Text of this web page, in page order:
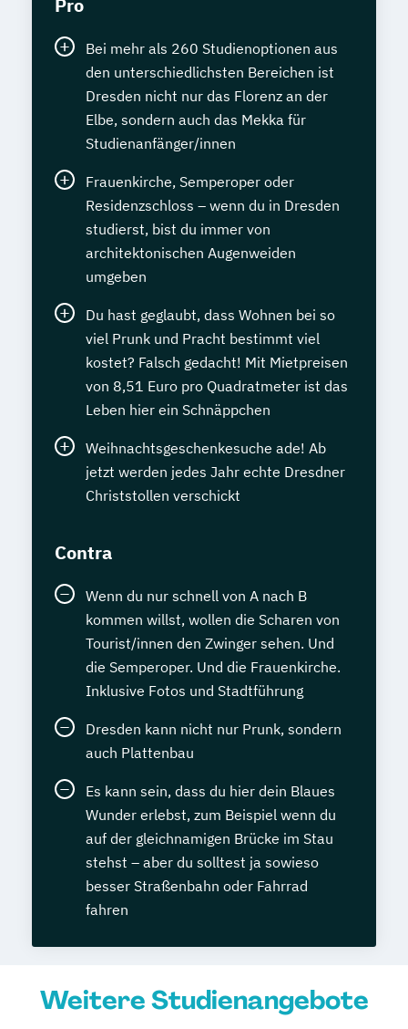
Wirtschaftspsychologie (DE/EN)
Wirtschaftsrecht
Bei mehr als 260 Studienoptionen aus
den unterschiedlichsten Bereichen ist
Dresden nicht nur das Florenz an der
Elbe, sondern auch das Mekka für
Studienanfänger/innen
Frauenkirche, Semperoper oder
Residenzschloss – wenn du in Dresden
studierst, bist du immer von
architektonischen Augenweiden
umgeben
Du hast geglaubt, dass Wohnen bei so
viel Prunk und Pracht bestimmt viel
kostet? Falsch gedacht! Mit Mietpreisen
von 8,51 Euro pro Quadratmeter ist das
Leben hier ein Schnäppchen
Weihnachtsgeschenkesuche ade! Ab
jetzt werden jedes Jahr echte Dresdner
Christstollen verschickt
Contra
Wenn du nur schnell von A nach B
kommen willst, wollen die Scharen von
Tourist/innen den Zwinger sehen. Und
die Semperoper. Und die Frauenkirche.
Inklusive Fotos und Stadtführung
Dresden kann nicht nur Prunk, sondern
auch Plattenbau
Es kann sein, dass du hier dein Blaues
Wunder erlebst, zum Beispiel wenn du
auf der gleichnamigen Brücke im Stau
stehst – aber du solltest ja sowieso
besser Straßenbahn oder Fahrrad
fahren
Weitere Studienangebote